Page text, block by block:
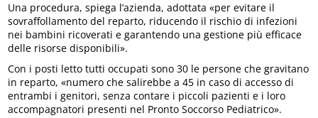
Una procedura, spiega l’azienda, adottata «per evitare il
sovraffollamento del reparto, riducendo il rischio di infezioni
nei bambini ricoverati e garantendo una gestione più efficace
delle risorse disponibili».
Con i posti letto tutti occupati sono 30 le persone che gravitano
in reparto, «numero che salirebbe a 45 in caso di accesso di
entrambi i genitori, senza contare i piccoli pazienti e i loro
accompagnatori presenti nel Pronto Soccorso Pediatrico».